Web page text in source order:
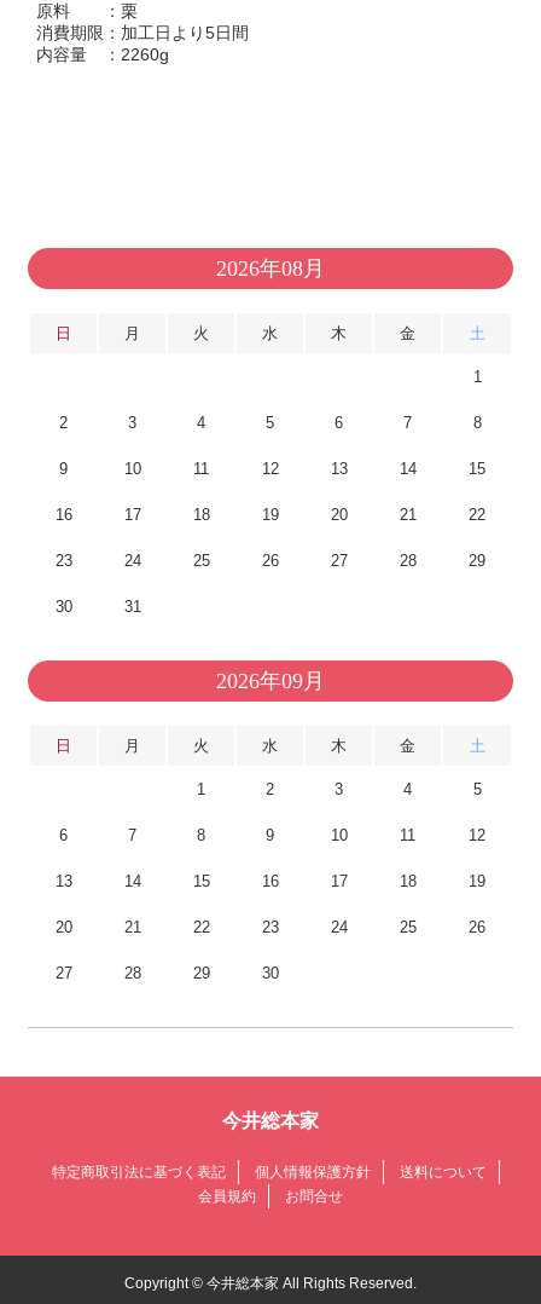
原料 ：栗
消費期限：加工日より5日間
内容量 ：2260g
2026年08月
日 月 火 水 木 金 土
1
2 3 4 5 6 7 8
9 10 11 12 13 14 15
16 17 18 19 20 21 22
23 24 25 26 27 28 29
30 31
2026年09月
日 月 火 水 木 金 土
1 2 3 4 5
6 7 8 9 10 11 12
13 14 15 16 17 18 19
20 21 22 23 24 25 26
27 28 29 30
今井総本家
特定商取引法に基づく表記 個人情報保護方針
送料について
会員規約
お問合せ
Copyright © 今井総本家 All Rights Reserved.